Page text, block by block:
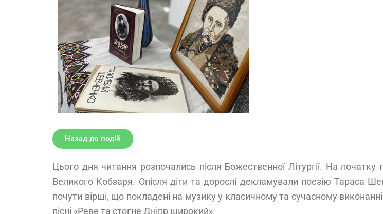
Назад до подій
Цього дня читання розпочались після Божественної Літургії. На
Великого Кобзаря. Опісля діти та дорослі декламували поезію Тараса
почути вірші, що покладені на музику у класичному та сучасному
пісні «Реве та стогне Дніпр широкий».